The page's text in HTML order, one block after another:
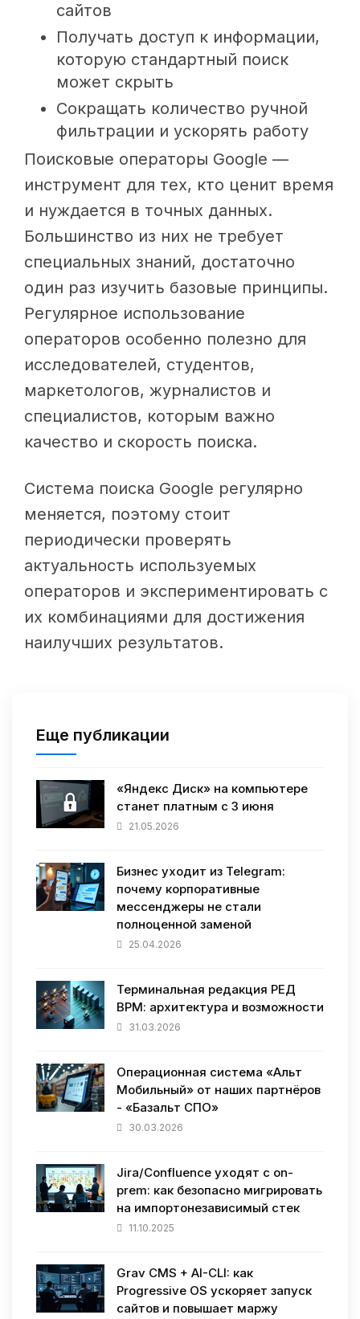
сайтов
Получать доступ к информации,
которую стандартный поиск
может скрыть
Сокращать количество ручной
фильтрации и ускорять работу
Поисковые операторы Google —
инструмент для тех, кто ценит время
и нуждается в точных данных.
Большинство из них не требует
специальных знаний, достаточно
один раз изучить базовые принципы.
Регулярное использование
операторов особенно полезно для
исследователей, студентов,
маркетологов, журналистов и
специалистов, которым важно
качество и скорость поиска.
Система поиска Google регулярно
меняется, поэтому стоит
периодически проверять
актуальность используемых
операторов и экспериментировать с
их комбинациями для достижения
наилучших результатов.
Еще публикации
«Яндекс Диск» на компьютере
станет платным с 3 июня
21.05.2026
Бизнес уходит из Telegram:
почему корпоративные
мессенджеры не стали
полноценной заменой
25.04.2026
Терминальная редакция РЕД
ВРМ: архитектура и возможности
31.03.2026
Операционная система «Альт
Мобильный» от наших партнёров
- «Базальт СПО»
30.03.2026
Jira/Confluence уходят с on-
prem: как безопасно мигрировать
на импортонезависимый стек
11.10.2025
Grav CMS + AI-CLI: как
Progressive OS ускоряет запуск
сайтов и повышает маржу